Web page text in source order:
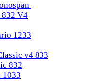
V4
1233
v4 833
832
1033